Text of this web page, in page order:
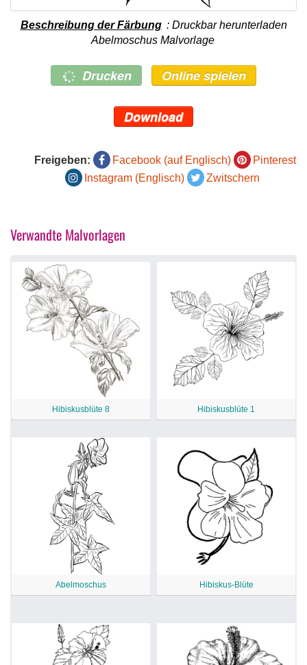
Beschreibung der Färbung : Druckbar herunterladen
Abelmoschus Malvorlage
Drucken Online spielen
Download
Freigeben: Facebook (auf Englisch)
Pinterest
Instagram (Englisch)
Zwitschern
Verwandte Malvorlagen
Hibiskusblüte 8 Hibiskusblüte 1
Abelmoschus Hibiskus-Blüte